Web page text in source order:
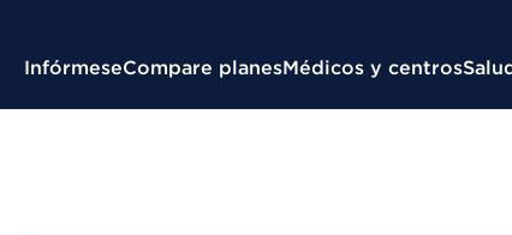
Menú contextual
InfórmeseCompare planesMédicos y centros